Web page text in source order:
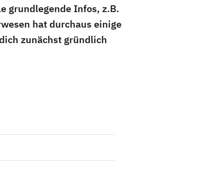
grundlegende Infos, z.B.
hat durchaus einige
zunächst gründlich